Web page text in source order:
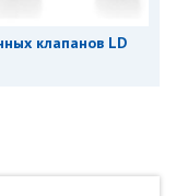
клапанов LD